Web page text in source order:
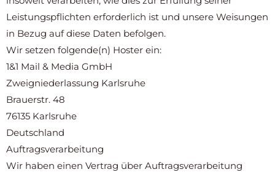
Leistungspflichten erforderlich ist und unsere Weisungen
in Bezug auf diese Daten befolgen.
Wir setzen folgende(n) Hoster ein:
1&1 Mail & Media GmbH
Zweigniederlassung Karlsruhe
Brauerstr. 48
76135 Karlsruhe
Deutschland
Auftragsverarbeitung
Wir haben einen Vertrag über Auftragsverarbeitung